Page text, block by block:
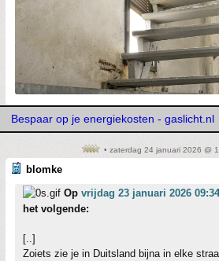
Bespaar op je energiekosten - gaslicht.nl
• zaterdag 24 januari 2026 @
blomke
Op vrijdag 23 januari 2026 09:34
het volgende:
[..]
Zoiets zie je in Duitsland bijna in elke